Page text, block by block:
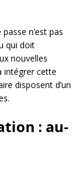
n’est pas
qui doit
nouvelles
intégrer cette
disposent d’un
: au-